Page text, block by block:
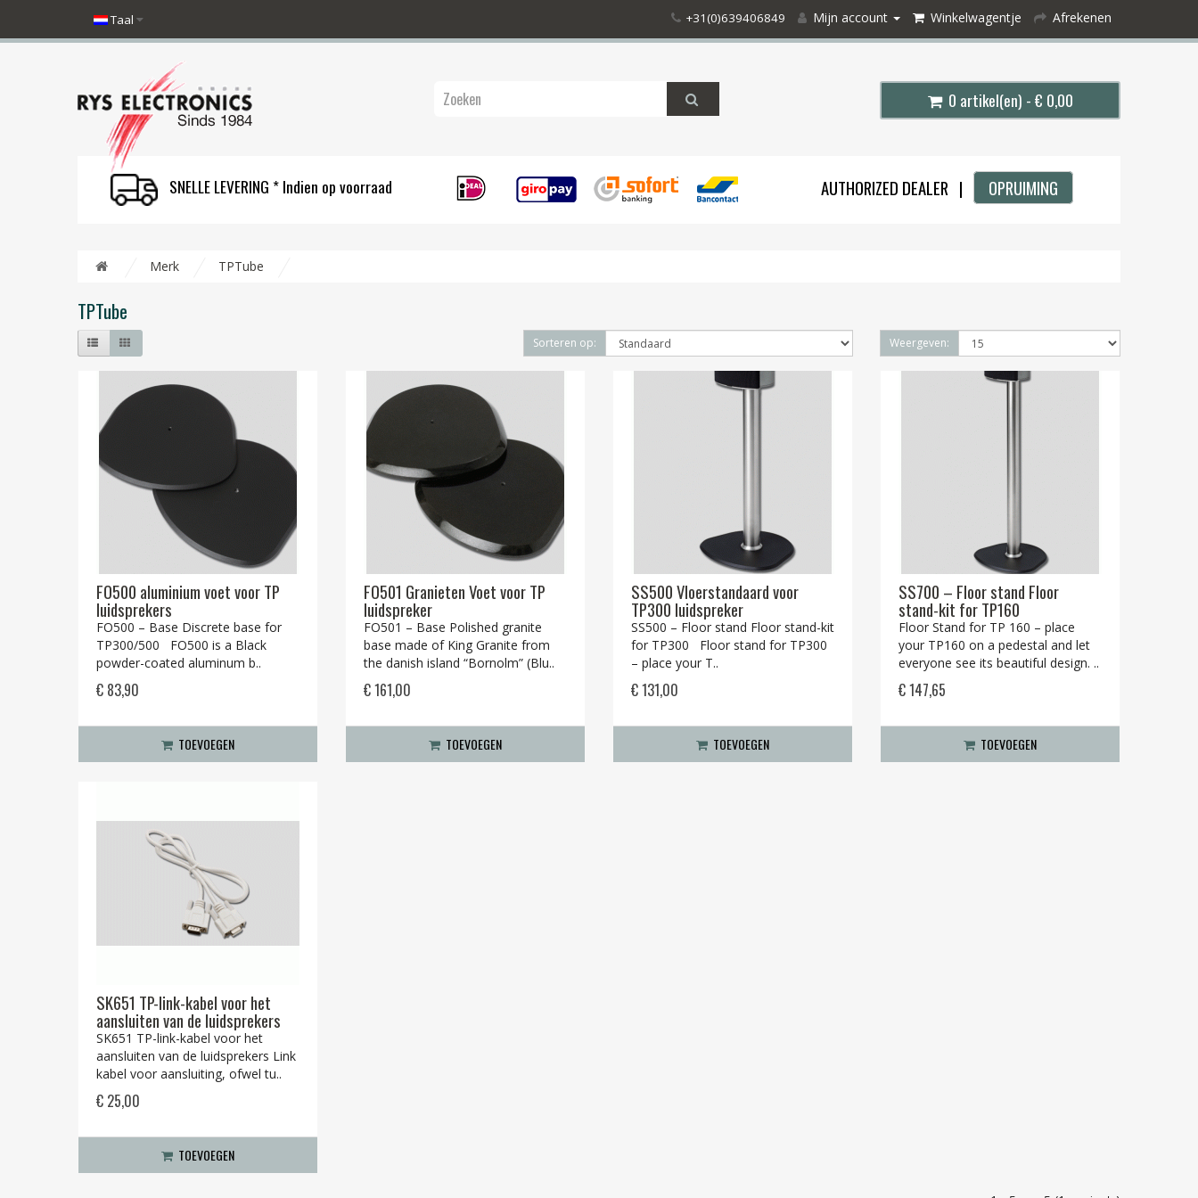
Taal +31(0)639406849 Mijn account Winkelwagentje Afrekenen
0 artikel(en) - € 0,00
SNELLE LEVERING * Indien op voorraad AUTHORIZED DEALER | OPRUIMING
Merk TPTube
TPTube
Sorteren op: Weergeven:
FO500 aluminium voet voor TP
luidsprekers
FO500 – Base Discrete base for
TP300/500 FO500 is a Black
powder-coated aluminum b..
€ 83,90
TOEVOEGEN
FO501 Granieten Voet voor TP
luidspreker
FO501 – Base Polished granite
base made ​​of King Granite from
the danish island “Bornolm” (Blu..
€ 161,00
TOEVOEGEN
SS500 Vloerstandaard voor
TP300 luidspreker
SS500 – Floor stand Floor stand-kit
for TP300 Floor stand for TP300
– place your T..
€ 131,00
TOEVOEGEN
SS700 – Floor stand Floor
stand-kit for TP160
Floor Stand for TP 160 – place
your TP160 on a pedestal and let
everyone see its beautiful design. ..
€ 147,65
TOEVOEGEN
SK651 TP-link-kabel voor het
aansluiten van de luidsprekers
SK651 TP-link-kabel voor het
aansluiten van de luidsprekers Link
kabel voor aansluiting, ofwel tu..
€ 25,00
TOEVOEGEN